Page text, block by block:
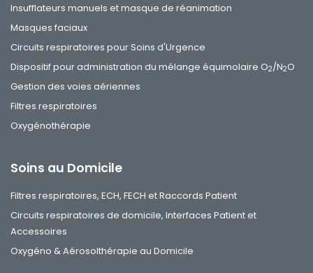
Insufflateurs manuels et masque de réanimation
Masques faciaux
Circuits respiratoires pour Soins d'Urgence
Dispositif pour administration du mélange équimolaire O2/N2O
Gestion des voies aériennes
Filtres respiratoires
Oxygénothérapie
Soins au Domicile
Filtres respiratoires, ECH, FECH et Raccords Patient
Circuits respiratoires de domicile, Interfaces Patient et
Accessoires
Oxygéno & Aérosolthérapie au Domicile